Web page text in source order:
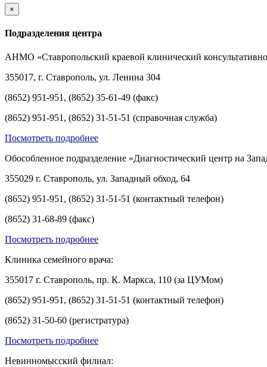
×
Подразделения центра
АНМО «Ставропольский краевой клинический
355017, г. Ставрополь, ул. Ленина 304
(8652) 951-951, (8652) 35-61-49 (факс)
(8652) 951-951, (8652) 31-51-51 (справочная служба)
Посмотреть подробнее
Обособленное подразделение «Диагностический центр на
355029 г. Ставрополь, ул. Западный обход, 64
(8652) 951-951, (8652) 31-51-51 (контактный телефон)
(8652) 31-68-89 (факс)
Посмотреть подробнее
Клиника семейного врача:
355017 г. Ставрополь, пр. К. Маркса, 110 (за ЦУМом)
(8652) 951-951, (8652) 31-51-51 (контактный телефон)
(8652) 31-50-60 (регистратура)
Посмотреть подробнее
Невинномысский филиал: